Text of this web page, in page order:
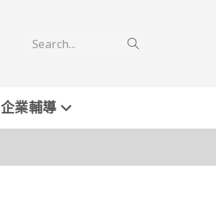
Search...
企業輔導